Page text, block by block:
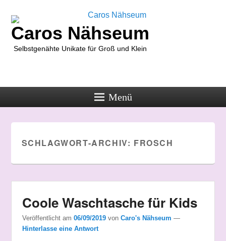
Caros Nähseum
Selbstgenähte Unikate für Groß und Klein
Menü
SCHLAGWORT-ARCHIV: FROSCH
Coole Waschtasche für Kids
Veröffentlicht am 06/09/2019 von Caro's Nähseum —
Hinterlasse eine Antwort